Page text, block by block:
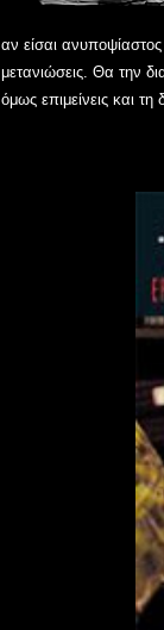
αν είσαι
μετανιώσεις. Θα την
όμως επιμείνεις και τη